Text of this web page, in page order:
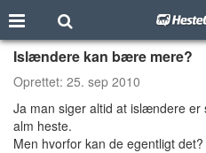
Islændere kan bære mere?
Oprettet: 25. sep 2010
Ja man siger altid at islændere
alm heste.
Men hvorfor kan de egentligt det?